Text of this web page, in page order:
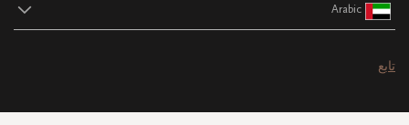
Arabic
تابع